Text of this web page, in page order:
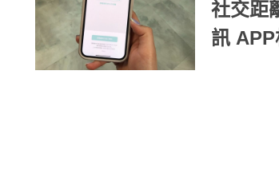
社交距
訊